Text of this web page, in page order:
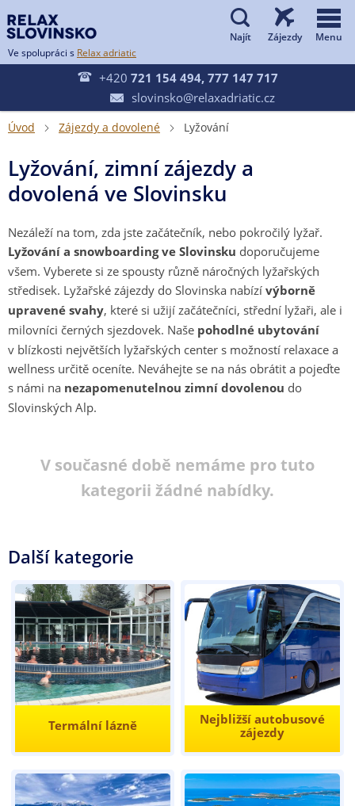
Ve spolupráci s Relax adriatic
 
 +420 721 154 494, 777 147 717
 slovinsko@relaxadriatic.cz
Úvod  Zájezdy a dovolené  Lyžování
Lyžování, zimní zájezdy a
dovolená ve Slovinsku
Nezáleží na tom, zda jste začátečník, nebo pokročilý lyžař.
Lyžování a snowboarding ve Slovinsku doporučujeme
všem. Vyberete si ze spousty různě náročných lyžařských
středisek. Lyžařské zájezdy do Slovinska nabízí výborně
upravené svahy, které si užijí začátečníci, střední lyžaři, ale i
milovníci černých sjezdovek. Naše pohodlné ubytování
v blízkosti největších lyžařských center s možností relaxace a
wellness určitě oceníte. Neváhejte se na nás obrátit a pojeďte
s námi na nezapomenutelnou zimní dovolenou do
Slovinských Alp.
V současné době nemáme pro tuto
kategorii žádné nabídky.
Další kategorie
Termální lázně
Nejbližší autobusové
zájezdy